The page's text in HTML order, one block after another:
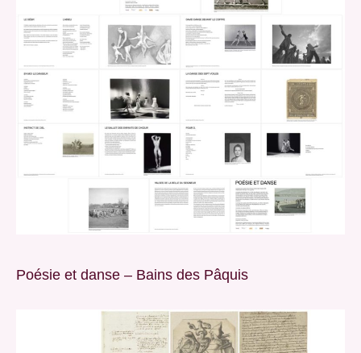
Poésie et danse – Bains des Pâquis